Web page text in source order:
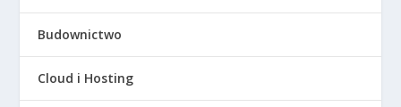
Budownictwo
Cloud i Hosting